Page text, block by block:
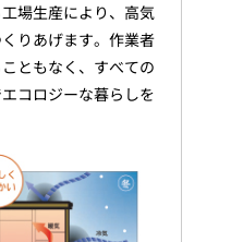
場生産により、高気
りあげます。作業者
ともなく、すべての
コロジーな暮らしを